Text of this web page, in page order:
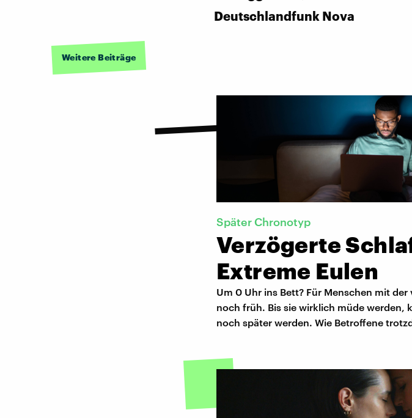
Deutschlandfunk Nova
Weitere Beiträge
Später Chronotyp
Verzögerte
Extreme Eulen
Um 0 Uhr ins Bett? Für Menschen mit
noch früh. Bis sie wirklich müde werden,
noch später werden. Wie Betroffene